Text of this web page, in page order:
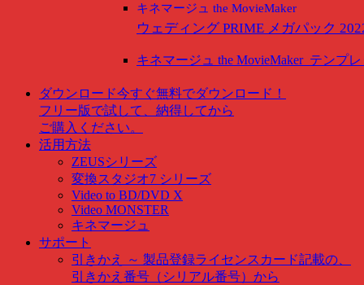
キネマージュ the MovieMaker
ウェディング PRIME メガパック
キネマージュ the MovieMakerテンプ
ダウンロード今すぐ無料でダウンロード！
フリー版で試して、納得してから
ご購入ください。
活用方法
ZEUSシリーズ
変換スタジオ7 シリーズ
Video to BD/DVD X
Video MONSTER
キネマージュ
サポート
引きかえ ～ 製品登録ライセンスカード記載の、
引きかえ番号（シリアル番号）から